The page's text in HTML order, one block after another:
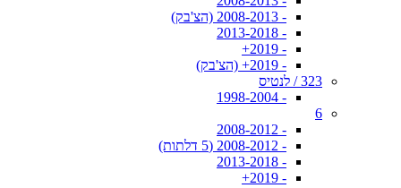
- 2008-2013 (הצ'בק)
- 2013-2018
- 2019+
- 2019+ (הצ'בק)
323 / לנטיס
- 1998-2004
6
- 2008-2012
- 2008-2012 (5 דלתות)
- 2013-2018
- 2019+